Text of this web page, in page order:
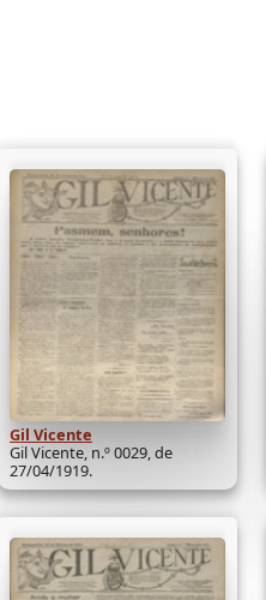
Gil Vicente
Gil Vicente, n.º 0029, de
27/04/1919.